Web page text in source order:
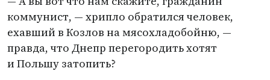
коммунист, — хрипло обратился человек,
ехавший в Козлов на мясохладобойню, —
правда, что Днепр перегородить хотят
и Польшу затопить?